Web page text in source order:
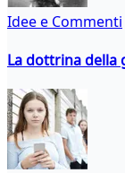
Idee e Commenti
La dottrina della